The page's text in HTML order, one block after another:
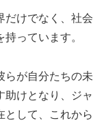
だけでなく、社会
っています。
らが自分たちの未
助けとなり、ジャ
として、これから